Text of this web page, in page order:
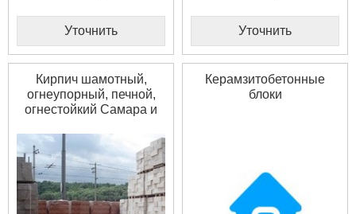
Уточнить Уточнить
Кирпич шамотный,
огнеупорный, печной,
огнестойкий Самара и
Керамзитобетонные
блоки